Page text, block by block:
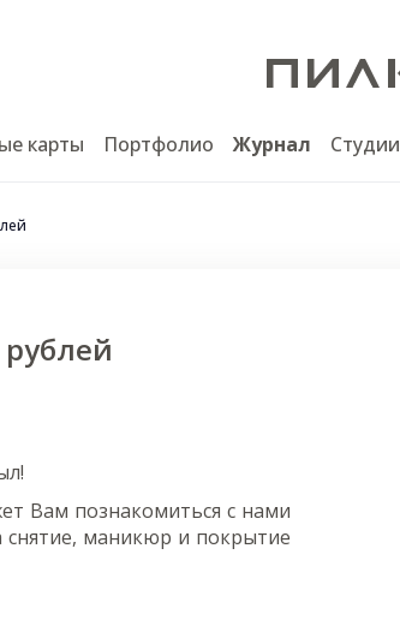
карты Портфолио Журнал Студии
Вам познакомиться с нами
снятие, маникюр и покрытие